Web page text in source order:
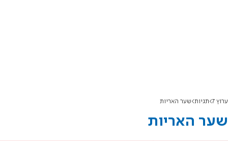
ערוץ 7 תגיות שער האריות
שער האריות